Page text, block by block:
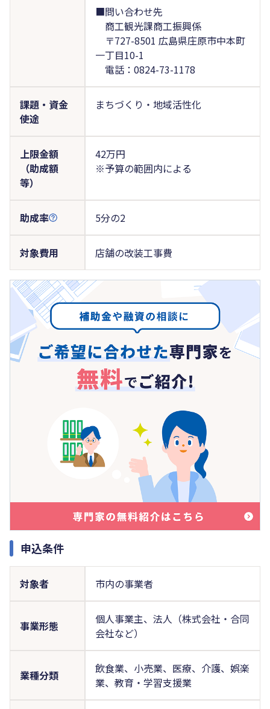
■問い合わせ先
商工観光課商工振興係
〒727-8501 広島県庄原市中本町
一丁目10-1
電話：0824-73-1178
課題・資金
使途
まちづくり・地域活性化
上限金額
（助成額
等）
42万円
※予算の範囲内による
助成率 5分の2
対象費用 店舗の改装工事費
申込条件
対象者 市内の事業者
事業形態
個人事業主、法人（株式会社・合同
会社など）
業種分類
飲食業、小売業、医療、介護、娯楽
業、教育・学習支援業